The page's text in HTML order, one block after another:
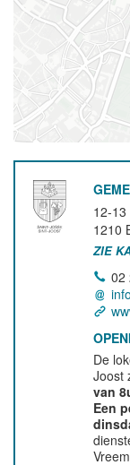
12-
1210
ZIE
02
De
Joost
van
Een